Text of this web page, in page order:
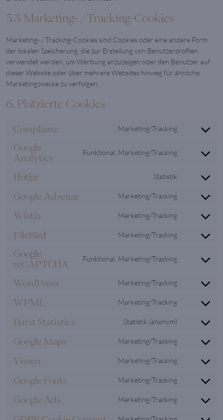
5.3 Marketing- / Tracking-Cookies
Marketing- / Tracking-Cookies sind Cookies oder eine andere Form
der lokalen Speicherung, die zur Erstellung von Benutzerprofilen
verwendet werden, um Werbung anzuzeigen oder den Benutzer auf
dieser Website oder über mehrere Websites hinweg für ähnliche
Marketingzwecke zu verfolgen.
6. Platzierte Cookies
Complianz Marketing/Tracking
Consent
service
Google
Analytics
Funktional, Marketing/Tracking
Consent
service
analytics
Hotjar Statistik
Consent
service
hotjar
Google Adsense Marketing/Tracking
Consent
service
google-
Wistia Marketing/Tracking
Consent
service
FileBird Marketing/Tracking
Consent
service
Google
reCAPTCHA
Funktional, Marketing/Tracking
Consent
service
recaptcha
WordPress Marketing/Tracking
Consent
service
wordpress
WPML Marketing/Tracking
Consent
service
wpml
Burst Statistics Statistik (anonym)
Consent
service
burst-
Google Maps Marketing/Tracking
Consent
service
google-
Vimeo Marketing/Tracking
Consent
service
vimeo
Google Fonts Marketing/Tracking
Consent
service
google-
Google Ads Marketing/Tracking
Consent